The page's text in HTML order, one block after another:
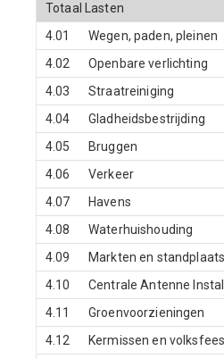
Totaal Lasten
4.01
Wegen, paden, pleinen
4.02
Openbare verlichting
4.03
Straatreiniging
4.04
Gladheidsbestrijding
4.05
Bruggen
4.06
Verkeer
4.07
Havens
4.08
Waterhuishouding
4.09
Markten en
4.10
Centrale Antenne
4.11
Groenvoorzieningen
4.12
Kermissen en